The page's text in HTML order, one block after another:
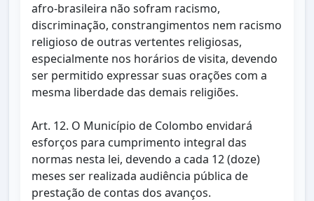
afro-brasileira não sofram racismo,
discriminação, constrangimentos nem racismo
religioso de outras vertentes religiosas,
especialmente nos horários de visita, devendo
ser permitido expressar suas orações com a
mesma liberdade das demais religiões.
Art. 12. O Município de Colombo envidará
esforços para cumprimento integral das
normas nesta lei, devendo a cada 12 (doze)
meses ser realizada audiência pública de
prestação de contas dos avanços.